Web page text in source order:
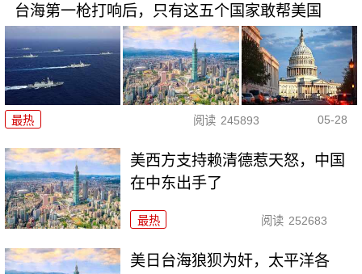
台海第一枪打响后，只有这五个国家敢帮美国
最热 阅读 245893 05-28
美西方支持赖清德惹天怒，中国
在中东出手了
最热 阅读 252683
美日台海狼狈为奸，太平洋各